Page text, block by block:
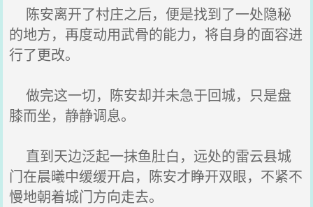
陈安离开了村庄之后，便是找到了一处隐秘
的地方，再度动用武骨的能力，将自身的面容进
行了更改。
做完这一切，陈安却并未急于回城，只是盘
膝而坐，静静调息。
直到天边泛起一抹鱼肚白，远处的雷云县城
门在晨曦中缓缓开启，陈安才睁开双眼，不紧不
慢地朝着城门方向走去。